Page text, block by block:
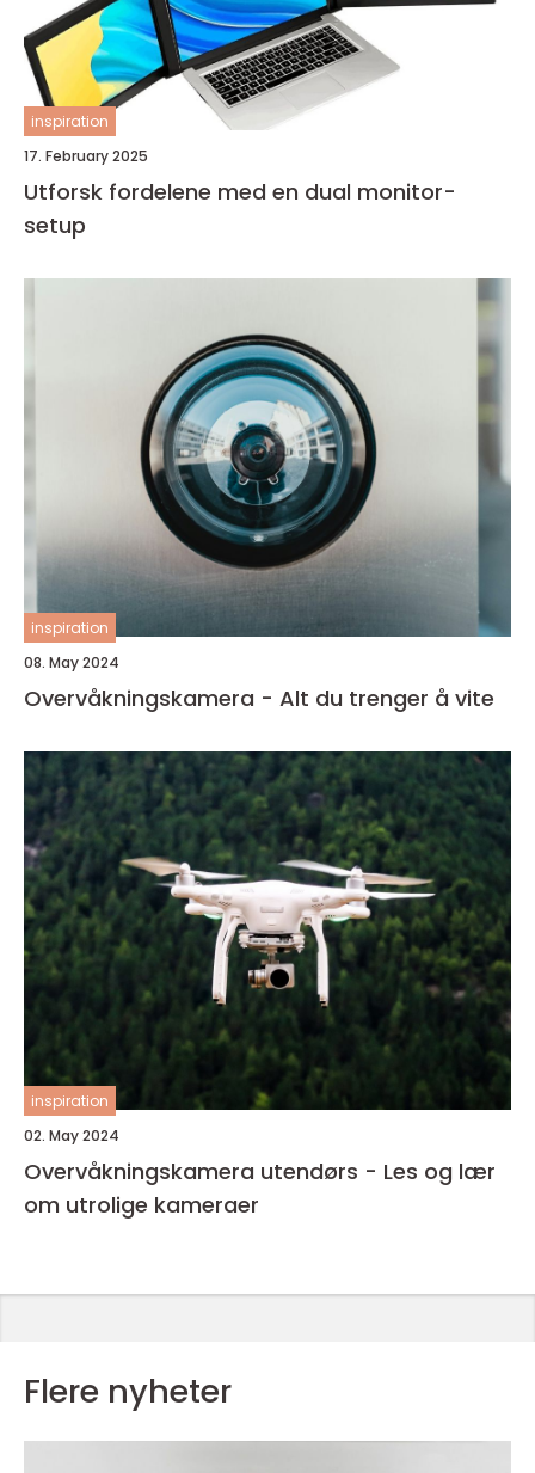
inspiration
17. February 2025
Utforsk fordelene med en dual monitor-
setup
inspiration
08. May 2024
Overvåkningskamera - Alt du trenger å vite
inspiration
02. May 2024
Overvåkningskamera utendørs - Les og lær
om utrolige kameraer
Flere nyheter